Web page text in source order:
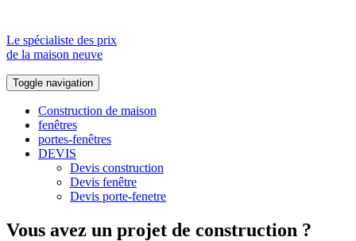
Le spécialiste des prix
de la maison neuve
Toggle navigation
Construction de maison
fenêtres
portes-fenêtres
DEVIS
Devis construction
Devis fenêtre
Devis porte-fenetre
Vous avez un projet de construction ?